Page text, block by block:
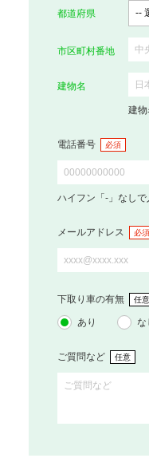
都道府県
市区町村番地
建物名
建物
電話番号 必須
ハイフン「-」なしで
メールアドレス 必須
下取り車の有無 任意
あり な
ご質問など 任意